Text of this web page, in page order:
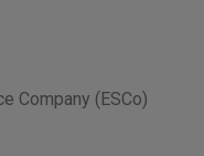
Company (ESCo)